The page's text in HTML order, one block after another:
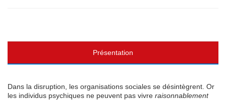
Présentation
Dans la disruption, les organisations sociales se désintègrent. Or
les individus psychiques ne peuvent pas vivre raisonnablement